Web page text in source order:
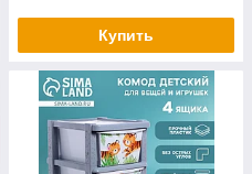
Купить